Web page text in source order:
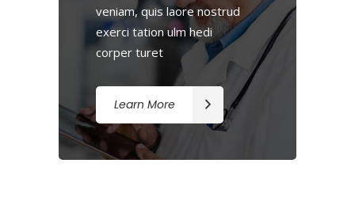
veniam, quis laore nostrud
exerci tation ulm hedi
corper turet
Learn More